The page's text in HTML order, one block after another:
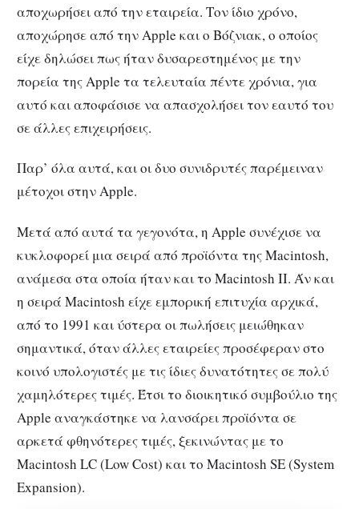
αποχωρήσει από την εταιρεία. Τον ίδιο χρόνο,
αποχώρησε από την Apple και ο Βόζνιακ, ο οποίος
είχε δηλώσει πως ήταν δυσαρεστημένος με την
πορεία της Apple τα τελευταία πέντε χρόνια, για
αυτό και αποφάσισε να απασχολήσει τον εαυτό του
σε άλλες επιχειρήσεις.
Παρ’ όλα αυτά, και οι δυο συνιδρυτές παρέμειναν
μέτοχοι στην Apple.
Μετά από αυτά τα γεγονότα, η Apple συνέχισε να
κυκλοφορεί μια σειρά από προϊόντα της Macintosh,
ανάμεσα στα οποία ήταν και το Macintosh II. Άν και
η σειρά Macintosh είχε εμπορική επιτυχία αρχικά,
από το 1991 και ύστερα οι πωλήσεις μειώθηκαν
σημαντικά, όταν άλλες εταιρείες προσέφεραν στο
κοινό υπολογιστές με τις ίδιες δυνατότητες σε πολύ
χαμηλότερες τιμές. Έτσι το διοικητικό συμβούλιο της
Apple αναγκάστηκε να λανσάρει προϊόντα σε
αρκετά φθηνότερες τιμές, ξεκινώντας με το
Macintosh LC (Low Cost) και το Macintosh SE (System
Expansion).